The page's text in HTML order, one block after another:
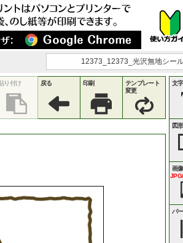
12373_12373_光沢無地シー
貼り付け 戻る 印刷
テンプレート
変更
文字
図形
画像
バ